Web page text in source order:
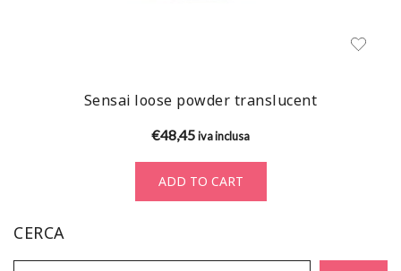
Sensai loose powder translucent
€48,45iva inclusa
ADD TO CART
CERCA